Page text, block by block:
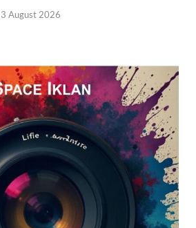
3 August 2026